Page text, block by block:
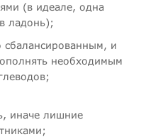
(в идеале, одна
ладонь);
и
необходимым
иначе лишние